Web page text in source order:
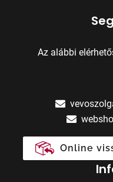
Az alábbi
Online